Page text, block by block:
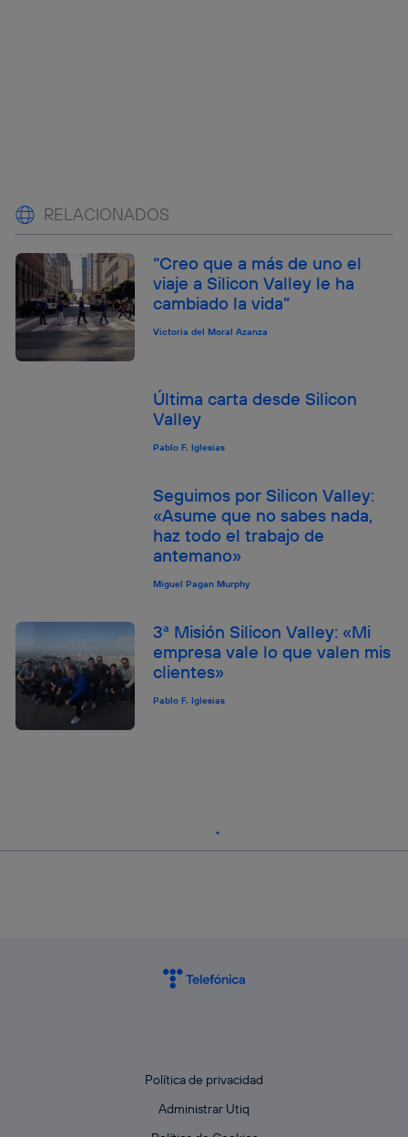
RELACIONADOS
“Creo que a más de uno el
viaje a Silicon Valley le ha
cambiado la vida”
Victoria del Moral Azanza
Última carta desde Silicon
Valley
Pablo F. Iglesias
Seguimos por Silicon Valley:
«Asume que no sabes nada,
haz todo el trabajo de
antemano»
Miguel Pagan Murphy
3ª Misión Silicon Valley: «Mi
empresa vale lo que valen mis
clientes»
Pablo F. Iglesias
Política de privacidad
Administrar Utiq